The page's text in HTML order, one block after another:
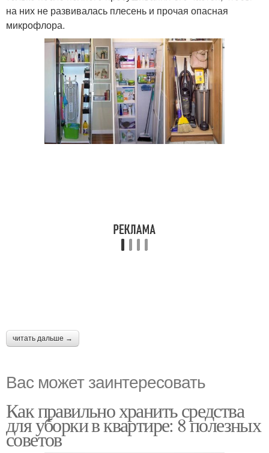
на них не развивалась плесень и прочая опасная
микрофлора.
читать дальше →
Вас может заинтересовать
Как правильно хранить средства
для уборки в квартире: 8 полезных
советов